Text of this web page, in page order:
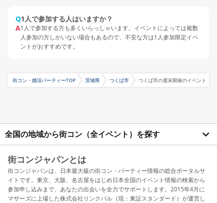
Q1人で参加する人はいますか？
A1人で参加する方も多くいらっしゃいます。イベントによっては複数
人参加の方しかいない場合もあるので、不安な方は1人参加限定イベ
ントがおすすめです。
街コン・婚活パーティーTOP 茨城県 つくば市 つくば市の週末開催のイベント
全国の地域から街コン（全イベント）を探す
街コンジャパンとは
街コンジャパンは、日本最大級の街コン・パーティー情報の総合ポータルサ
イトです。東京、大阪、名古屋をはじめ日本全国のイベント情報の検索から
参加申し込みまで、あなたの出会いを全力でサポートします。2015年4月に
マザーズに上場した株式会社リンクバル（現：東証スタンダード）が運営し